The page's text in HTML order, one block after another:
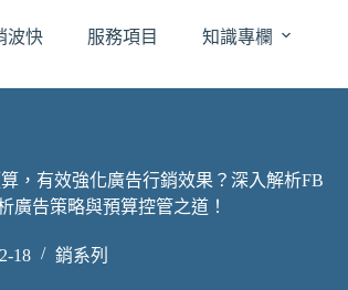
至
要
波快 服務項目 知識專欄
，有效強化廣告行銷效果？深入解析FB
廣告策略與預算控管之道！
18 銷系列